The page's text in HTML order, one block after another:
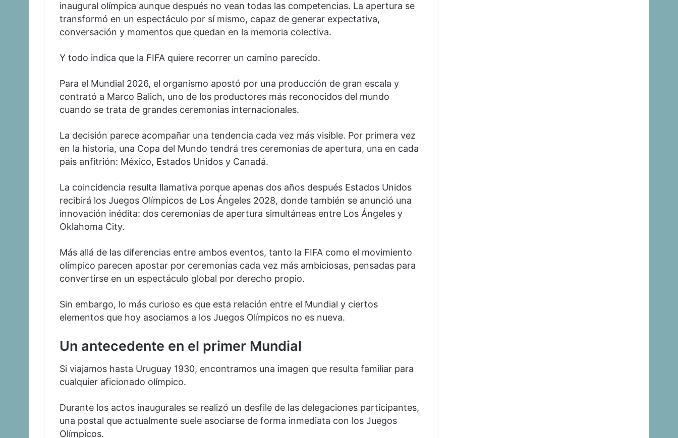
inaugural olímpica aunque después no vean todas las competencias. La apertura se
transformó en un espectáculo por sí mismo, capaz de generar expectativa,
conversación y momentos que quedan en la memoria colectiva.
Y todo indica que la FIFA quiere recorrer un camino parecido.
Para el Mundial 2026, el organismo apostó por una producción de gran escala y
contrató a Marco Balich, uno de los productores más reconocidos del mundo
cuando se trata de grandes ceremonias internacionales.
La decisión parece acompañar una tendencia cada vez más visible. Por primera vez
en la historia, una Copa del Mundo tendrá tres ceremonias de apertura, una en cada
país anfitrión: México, Estados Unidos y Canadá.
La coincidencia resulta llamativa porque apenas dos años después Estados Unidos
recibirá los Juegos Olímpicos de Los Ángeles 2028, donde también se anunció una
innovación inédita: dos ceremonias de apertura simultáneas entre Los Ángeles y
Oklahoma City.
Más allá de las diferencias entre ambos eventos, tanto la FIFA como el movimiento
olímpico parecen apostar por ceremonias cada vez más ambiciosas, pensadas para
convertirse en un espectáculo global por derecho propio.
Sin embargo, lo más curioso es que esta relación entre el Mundial y ciertos
elementos que hoy asociamos a los Juegos Olímpicos no es nueva.
Un antecedente en el primer Mundial
Si viajamos hasta Uruguay 1930, encontramos una imagen que resulta familiar para
cualquier aficionado olímpico.
Durante los actos inaugurales se realizó un desfile de las delegaciones participantes,
una postal que actualmente suele asociarse de forma inmediata con los Juegos
Olímpicos.